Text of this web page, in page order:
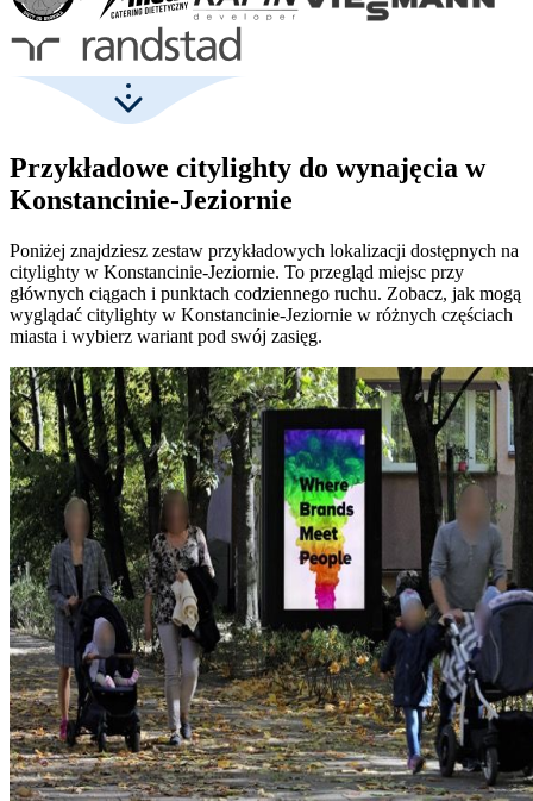
Przykładowe citylighty do wynajęcia w
Konstancinie-Jeziornie
Poniżej znajdziesz zestaw przykładowych lokalizacji dostępnych na
citylighty w Konstancinie-Jeziornie. To przegląd miejsc przy
głównych ciągach i punktach codziennego ruchu. Zobacz, jak mogą
wyglądać citylighty w Konstancinie-Jeziornie w różnych częściach
miasta i wybierz wariant pod swój zasięg.